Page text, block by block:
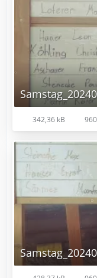
342,36 kB